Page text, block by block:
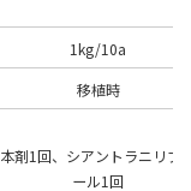
1kg/10a
移植時
本剤1回、シアントラニリプ
ール1回